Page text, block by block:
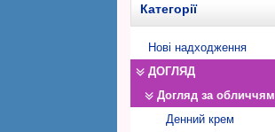
Категорії
Нові надходження
ДОГЛЯД
Догляд за обличчям
Денний крем